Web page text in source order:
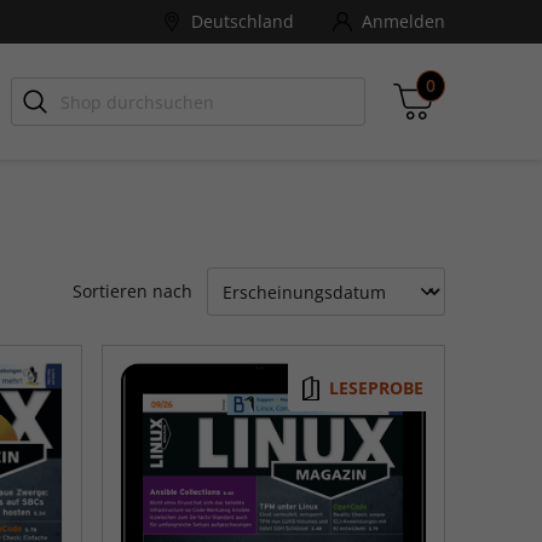
Deutschland Anmelden
0
inkl. MwSt., ggf. zzgl. Versandkosten
Sortieren nach
LESEPROBE